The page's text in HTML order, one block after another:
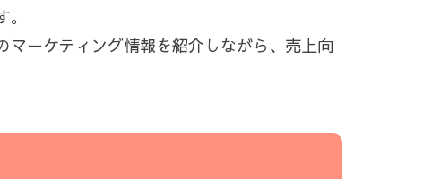
ーケティング情報を紹介しながら、売上向